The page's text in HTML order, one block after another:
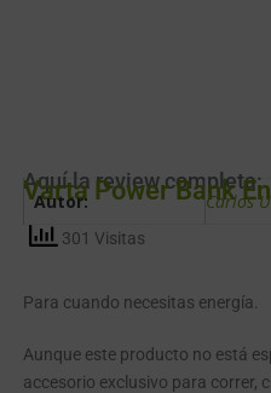
Aquí la review completa:
Varta Power Bank
Autor: Carlos
301 Visitas
Para cuando necesitas energía.
Aunque este producto no está
accesorio exclusivo para correr,